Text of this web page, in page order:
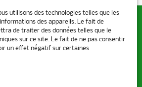
utilisons des technologies telles que les
des appareils. Le fait de
de traiter des données telles que le
sur ce site. Le fait de ne pas consentir
un effet négatif sur certaines